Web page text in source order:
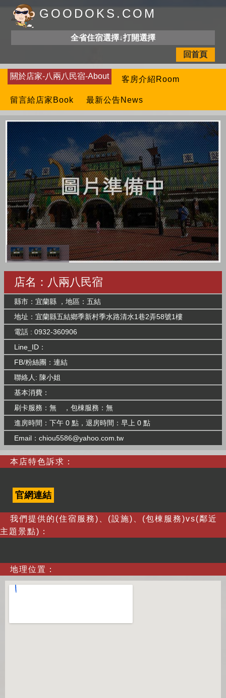
GOODOKS.COM
全省住宿選擇↓打開選擇
回首頁
關於店家-八兩八民宿-About 客房介紹Room
留言給店家Book 最新公告News
店名：八兩八民宿
縣市：宜蘭縣 ，地區：五結
地址：宜蘭縣五結鄉季新村季水路清水1巷2弄58號1樓
電話 : 0932-360906
Line_ID：
FB/粉絲團： 連結
聯絡人: 陳小姐
基本消費：
刷卡服務：無 ，包棟服務：無
進房時間：下午 0 點，退房時間：早上 0 點
Email： chiou5586@yahoo.com.tw
本店特色訴求：
官網連結
我們提供的(住宿服務)、(設施)、(包棟服務)vs(鄰近
主題景點)：
地理位置：